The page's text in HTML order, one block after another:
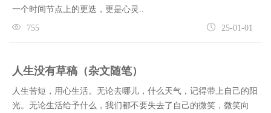
一个时间节点上的更迭，更是心灵..
755 25-01-01
人生没有草稿（杂文随笔）
人生苦短，用心生活。无论去哪儿，什么天气，记得带上自己的阳
光。无论生活给予什么，我们都不要失去了自己的微笑，微笑向